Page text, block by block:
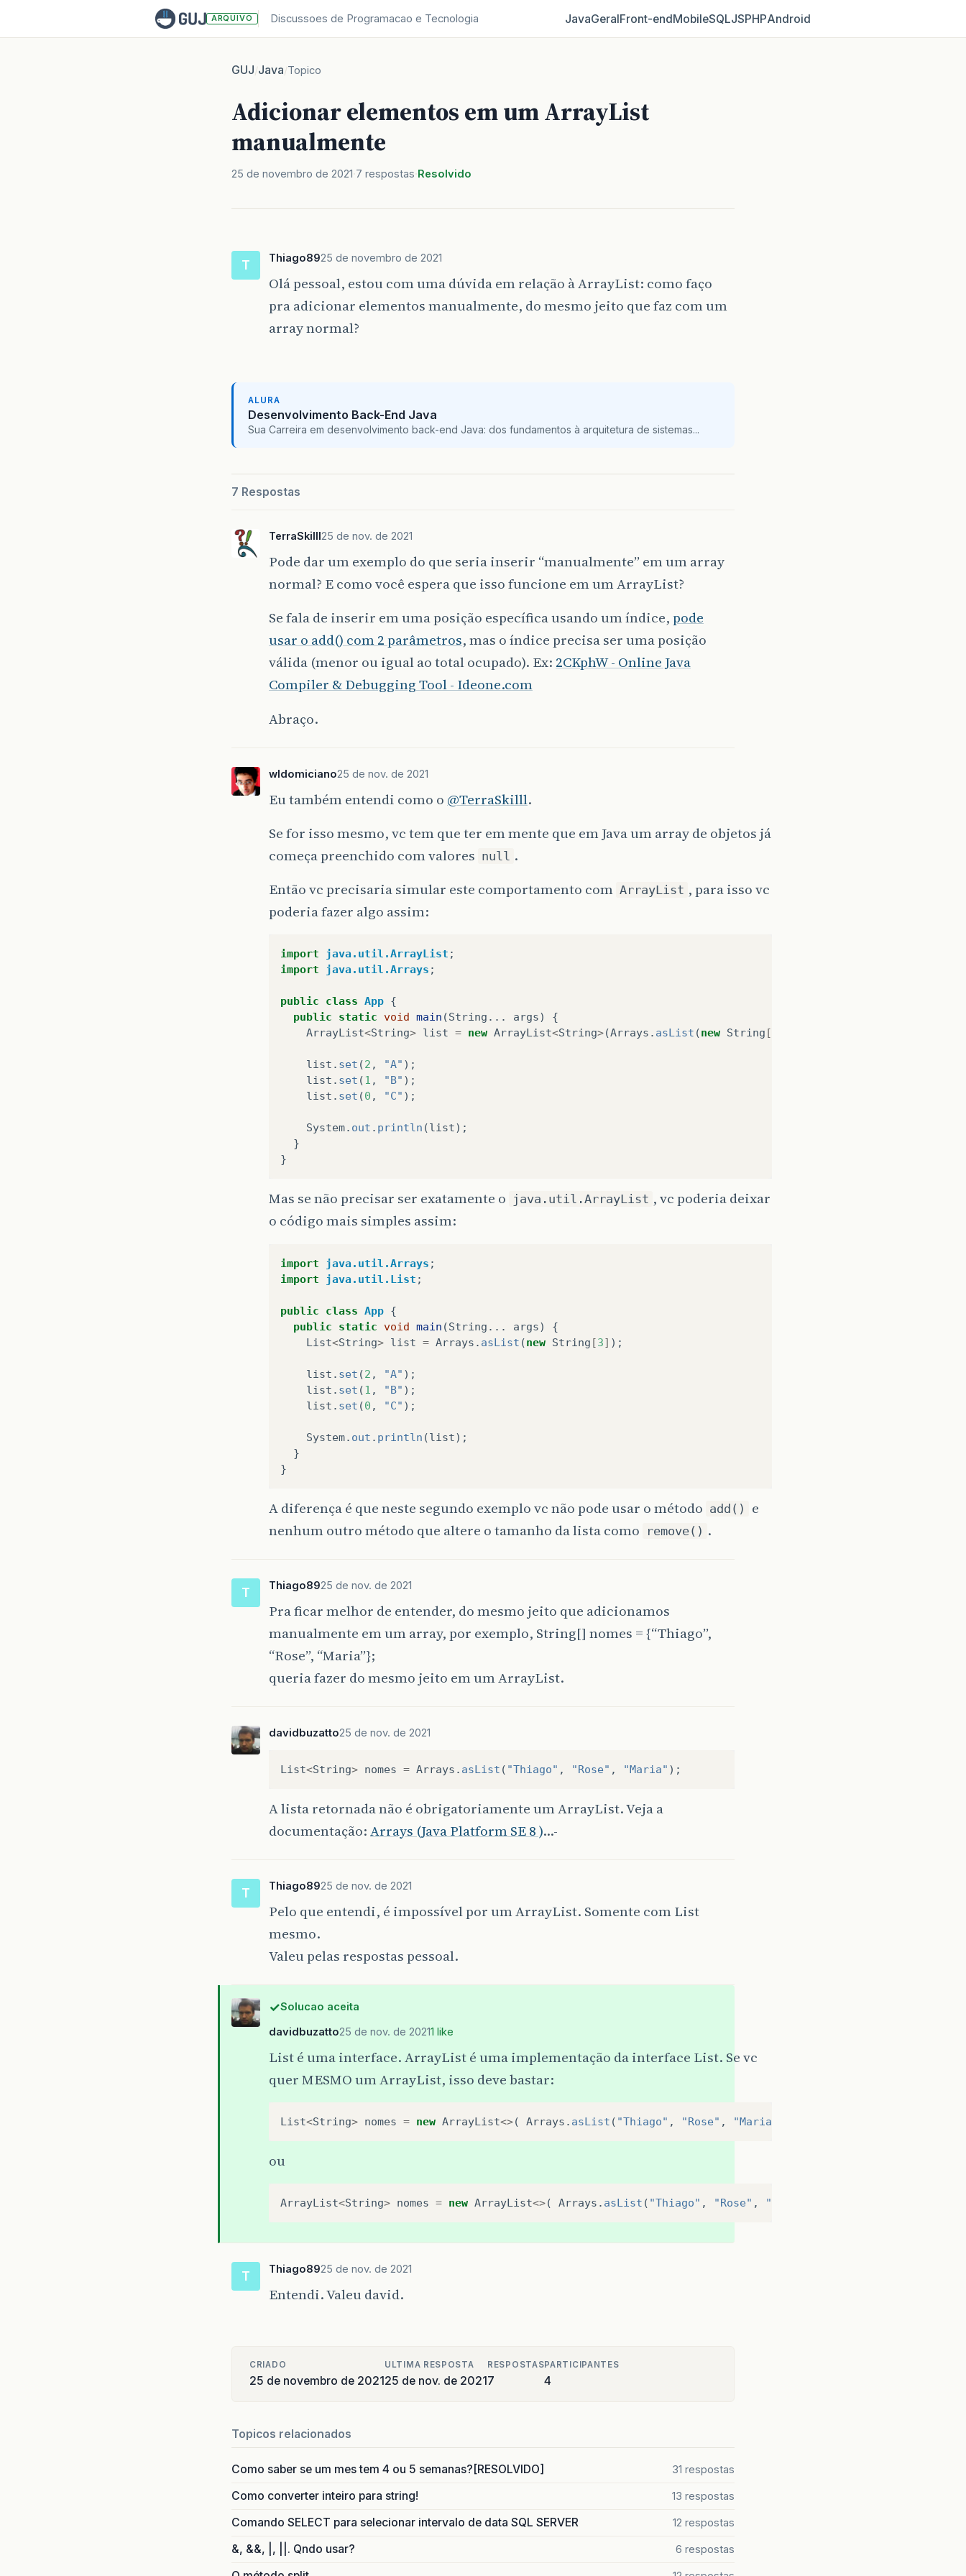
ARQUIVO Discussoes de Programacao e Tecnologia JavaGeralFront‑endMobileSQLJSPHPAndroid
GUJ/Java/Topico
Adicionar elementos em um ArrayList
manualmente
25 de novembro de 2021 7 respostas Resolvido
T Thiago8925 de novembro de 2021
Olá pessoal, estou com uma dúvida em relação à ArrayList: como faço
pra adicionar elementos manualmente, do mesmo jeito que faz com um
array normal?
ALURA
Desenvolvimento Back-End Java
Sua Carreira em desenvolvimento back-end Java: dos fundamentos à arquitetura de sistemas...
7 Respostas
TerraSkilll25 de nov. de 2021
Pode dar um exemplo do que seria inserir “manualmente” em um array
normal? E como você espera que isso funcione em um ArrayList?
Se fala de inserir em uma posição específica usando um índice,pode
usar o add() com 2 parâmetros, mas o índice precisa ser uma posição
válida (menor ou igual ao total ocupado). Ex: 2CKphW - Online Java
Compiler & Debugging Tool - Ideone.com
Abraço.
wldomiciano25 de nov. de 2021
Eu também entendi como o @TerraSkilll.
Se for isso mesmo, vc tem que ter em mente que em Java um array de objetos já
começa preenchido com valores null .
Então vc precisaria simular este comportamento com ArrayList , para isso vc
poderia fazer algo assim:
import java.util.ArrayList ;
import
java.util.Arrays ;
public class App {
public
static void main (String ... args)
{
ArrayList<String> list = new ArrayList<String>(Arrays . asList (new String [
list . set (2 , "A" );
list . set (1 , "B" );
list . set (0 , "C" );
System. out . println (list);
}
}
Mas se não precisar ser exatamente o java.util.ArrayList , vc poderia deixar
o código mais simples assim:
import java.util.Arrays ;
import
java.util.List ;
public class App {
public
static void main (String ... args)
{
List<String> list = Arrays . asList (new String [3] );
list . set (2 , "A" );
list . set (1 , "B" );
list . set (0 , "C" );
System. out . println (list);
}
}
A diferença é que neste segundo exemplo vc não pode usar o método add()
e
nenhum outro método que altere o tamanho da lista como
remove() .
T Thiago8925 de nov. de 2021
Pra ficar melhor de entender, do mesmo jeito que adicionamos
manualmente em um array, por exemplo, String[] nomes = {“Thiago”,
“Rose”, “Maria”};
queria fazer do mesmo jeito em um ArrayList.
davidbuzatto25 de nov. de 2021
List<String> nomes = Arrays . asList ( "Thiago" , "Rose" , "Maria" );
A lista retornada não é obrigatoriamente um ArrayList. Veja a
documentação:Arrays (Java Platform SE 8 )…-
T Thiago8925 de nov. de 2021
Pelo que entendi, é impossível por um ArrayList. Somente com List
mesmo.
Valeu pelas respostas pessoal.
Solucao aceita
davidbuzatto25 de nov. de 20211 like
List é uma interface. ArrayList é uma implementação da interface List. Se vc
quer MESMO um ArrayList, isso deve bastar:
List<String> nomes = new ArrayList<>( Arrays . asList ( "Thiago" , "Rose" , "Maria"
ou
ArrayList<String> nomes = new ArrayList<>( Arrays . asList ( "Thiago" , "Rose" , "Maria"
T Thiago8925 de nov. de 2021
Entendi. Valeu david.
CRIADO
25 de novembro de 2021
ULTIMA RESPOSTA
25 de nov. de 2021
RESPOSTAS
7
PARTICIPANTES
4
Topicos relacionados
Como saber se um mes tem 4 ou 5 semanas?[RESOLVIDO] 31 respostas
Como converter inteiro para string! 13 respostas
Comando SELECT para selecionar intervalo de data SQL SERVER 12 respostas
&, &&, |, ||. Qndo usar? 6 respostas